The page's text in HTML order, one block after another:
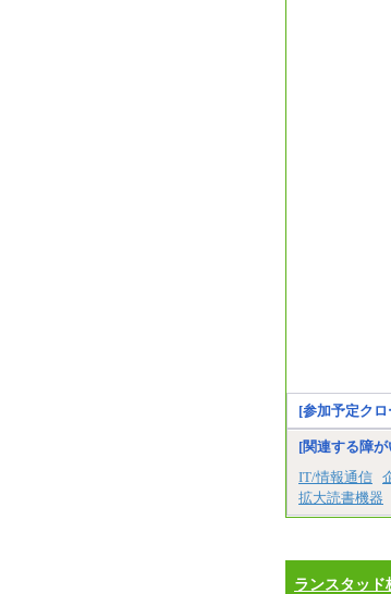
[参加予定ク
[関連する障
IT/情報通信
拡大読書機器
ランスタッド